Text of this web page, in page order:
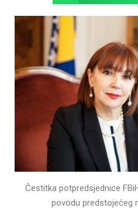
Čestitka potpredsjednice
povodu predstojećeg